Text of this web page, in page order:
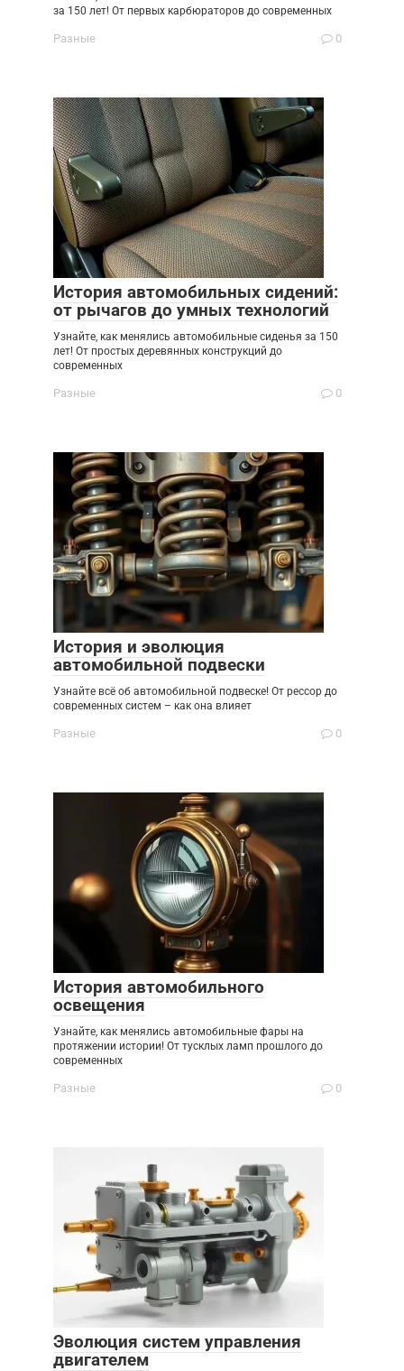
за 150 лет! От первых карбюраторов до современных
Разные 0
История автомобильных сидений:
от рычагов до умных технологий
Узнайте, как менялись автомобильные сиденья за 150
лет! От простых деревянных конструкций до
современных
Разные 0
История и эволюция
автомобильной подвески
Узнайте всё об автомобильной подвеске! От рессор до
современных систем – как она влияет
Разные 0
История автомобильного
освещения
Узнайте, как менялись автомобильные фары на
протяжении истории! От тусклых ламп прошлого до
современных
Разные 0
Эволюция систем управления
двигателем